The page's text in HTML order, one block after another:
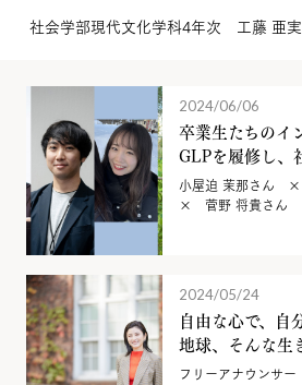
社会学部現代文化学科4年次 工藤 亜
2024/06/06
卒業生たちの
GLPを履修し、
小屋迫 茉那さん
× 菅野 将貴さん
2024/05/24
自由な心で、自
地球、そんな生
フリーアナウンサ